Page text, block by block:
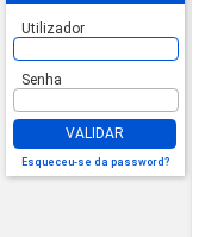
Utilizador
Senha
VALIDAR
Esqueceu-se da password?